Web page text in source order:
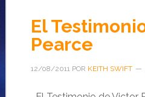
El
Pearce
12/08/2011POR KEITH SWIFT